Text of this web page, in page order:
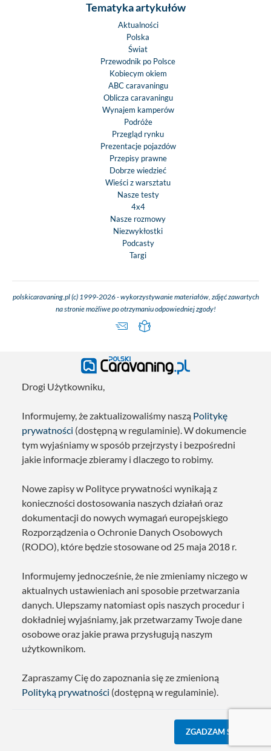
Tematyka artykułów
Aktualności
Polska
Świat
Przewodnik po Polsce
Kobiecym okiem
ABC caravaningu
Oblicza caravaningu
Wynajem kamperów
Podróże
Przegląd rynku
Prezentacje pojazdów
Przepisy prawne
Dobrze wiedzieć
Wieści z warsztatu
Nasze testy
4x4
Nasze rozmowy
Niezwykłostki
Podcasty
Targi
polskicaravaning.pl (c) 1999-2026 - wykorzystywanie materiałów, zdjęć zawartych
na stronie możliwe po otrzymaniu odpowiedniej zgody!
Drogi Użytkowniku,
Informujemy, że zaktualizowaliśmy naszą Politykę
prywatności (dostępną w regulaminie). W dokumencie
tym wyjaśniamy w sposób przejrzysty i bezpośredni
jakie informacje zbieramy i dlaczego to robimy.
Nowe zapisy w Polityce prywatności wynikają z
konieczności dostosowania naszych działań oraz
dokumentacji do nowych wymagań europejskiego
Rozporządzenia o Ochronie Danych Osobowych
(RODO), które będzie stosowane od 25 maja 2018 r.
Informujemy jednocześnie, że nie zmieniamy niczego w
aktualnych ustawieniach ani sposobie przetwarzania
danych. Ulepszamy natomiast opis naszych procedur i
dokładniej wyjaśniamy, jak przetwarzamy Twoje dane
osobowe oraz jakie prawa przysługują naszym
użytkownikom.
Zapraszamy Cię do zapoznania się ze zmienioną
Polityką prywatności (dostępną w regulaminie).
ZGADZAM SIĘ